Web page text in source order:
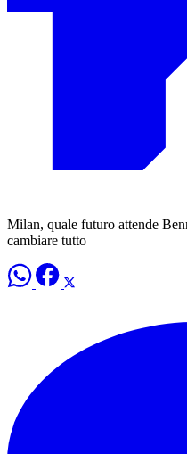
Milan, quale futuro attende
cambiare tutto